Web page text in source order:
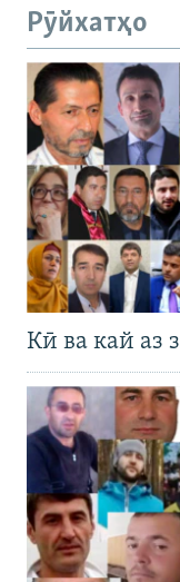
Рӯйхатҳо
Кӣ ва кай аз